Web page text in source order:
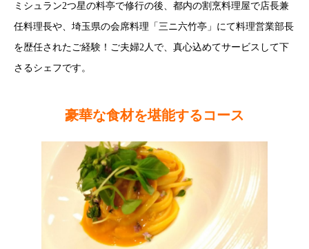
ミシュラン2つ星の料亭で修行の後、都内の割烹料理屋で店長兼
任料理長や、埼玉県の会席料理「三ニ六竹亭」にて料理営業部長
を歴任されたご経験！ご夫婦2人で、真心込めてサービスして下
さるシェフです。
豪華な食材を堪能するコース